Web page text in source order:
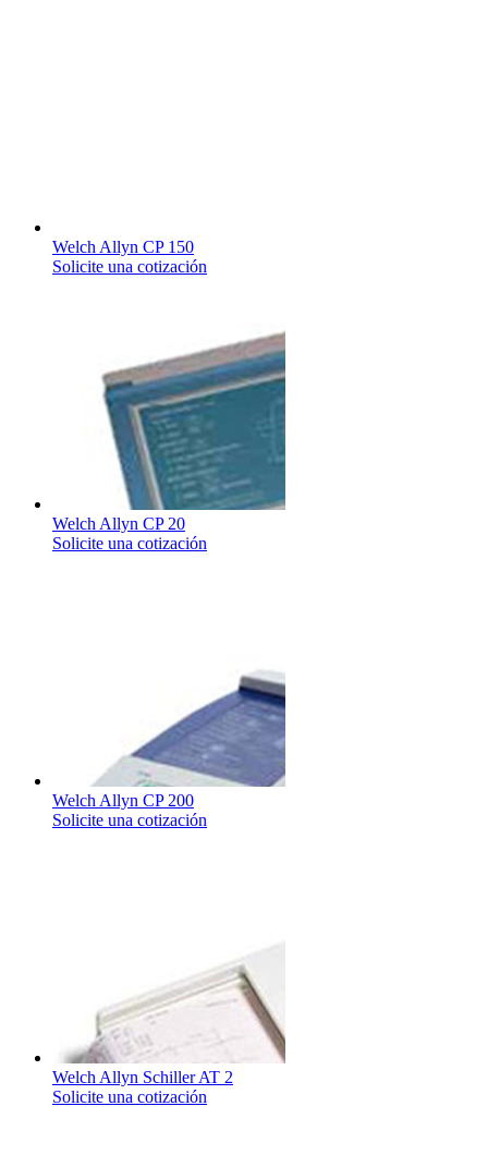
Welch Allyn CP 150
Solicite una cotización
Welch Allyn CP 20
Solicite una cotización
Welch Allyn CP 200
Solicite una cotización
Welch Allyn Schiller AT 2
Solicite una cotización